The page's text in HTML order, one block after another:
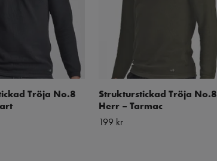
Tröja No.8
Strukturstickad Tröja No.8
Herr – Tarmac
199 kr